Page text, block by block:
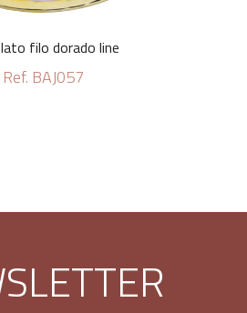
filo dorado line
Ref. BAJ057